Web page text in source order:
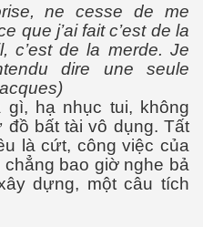
ne cesse de me
que j’ai fait c’est de la
c’est de la merde. Je
dire une seule
gì, hạ nhục tui, không
đồ bất tài vô dụng. Tất
là cứt, công việc của
chẳng bao giờ nghe bả
dựng, một câu tích